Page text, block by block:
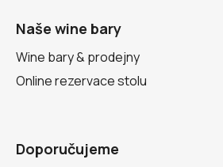
Naše wine bary
Wine bary & prodejny
Online rezervace stolu
Doporučujeme